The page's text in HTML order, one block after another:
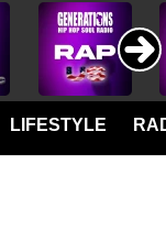
LIFESTYLE